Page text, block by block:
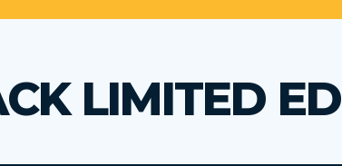
LIMITED